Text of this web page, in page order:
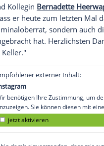
Glomex GmbH
Wir benötigen Ihre
anzuzeigen. Sie können
jetzt aktivieren
Ich bin damit einverstanden,
Daten an Drittplattformen
Empfohlener externer
Instagram